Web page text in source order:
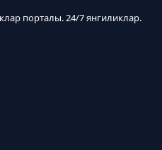
порталы. 24/7 янгиликлар.